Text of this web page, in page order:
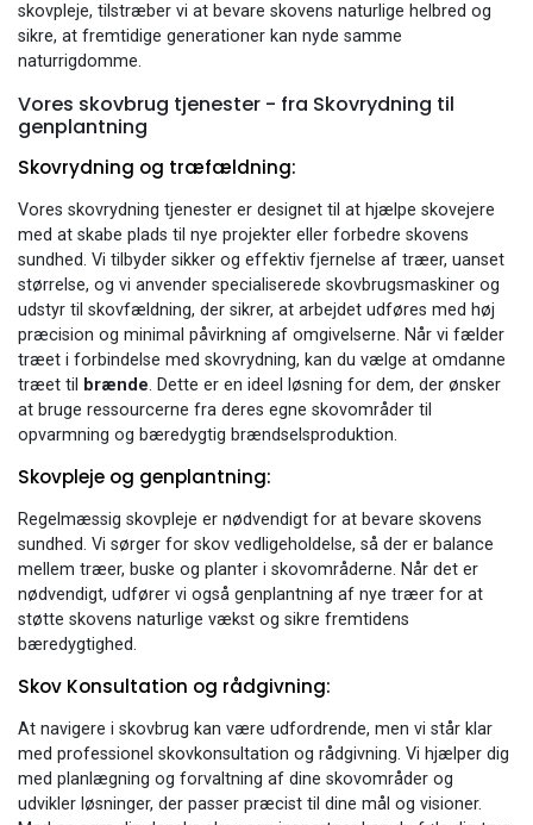
skovpleje, tilstræber vi at bevare skovens naturlige helbred og
sikre, at fremtidige generationer kan nyde samme
naturrigdomme.
Vores skovbrug tjenester - fra Skovrydning til
genplantning
Skovrydning og træfældning:
Vores skovrydning tjenester er designet til at hjælpe skovejere
med at skabe plads til nye projekter eller forbedre skovens
sundhed. Vi tilbyder sikker og effektiv fjernelse af træer, uanset
størrelse, og vi anvender specialiserede skovbrugsmaskiner og
udstyr til skovfældning, der sikrer, at arbejdet udføres med høj
præcision og minimal påvirkning af omgivelserne. Når vi fælder
træet i forbindelse med skovrydning, kan du vælge at omdanne
træet til brænde. Dette er en ideel løsning for dem, der ønsker
at bruge ressourcerne fra deres egne skovområder til
opvarmning og bæredygtig brændselsproduktion.
Skovpleje og genplantning:
Regelmæssig skovpleje er nødvendigt for at bevare skovens
sundhed. Vi sørger for skov vedligeholdelse, så der er balance
mellem træer, buske og planter i skovområderne. Når det er
nødvendigt, udfører vi også genplantning af nye træer for at
støtte skovens naturlige vækst og sikre fremtidens
bæredygtighed.
Skov Konsultation og rådgivning:
At navigere i skovbrug kan være udfordrende, men vi står klar
med professionel skovkonsultation og rådgivning. Vi hjælper dig
med planlægning og forvaltning af dine skovområder og
udvikler løsninger, der passer præcist til dine mål og visioner.